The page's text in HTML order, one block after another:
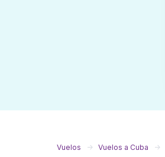
Vuelos Vuelos a Cuba